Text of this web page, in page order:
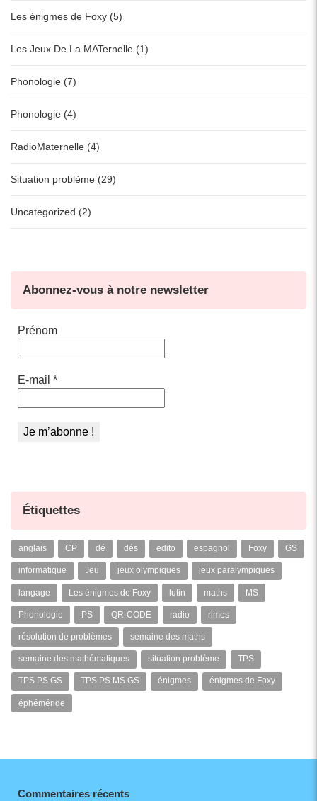
Les énigmes de Foxy (5)
Les Jeux De La MATernelle (1)
Phonologie (7)
Phonologie (4)
RadioMaternelle (4)
Situation problème (29)
Uncategorized (2)
Abonnez-vous à notre newsletter
Prénom
E-mail *
Étiquettes
anglais CP dé dés edito espagnol Foxy GS
informatique Jeu jeux olympiques jeux paralympiques
langage Les énigmes de Foxy lutin maths MS
Phonologie PS QR-CODE radio rimes
résolution de problèmes semaine des maths
semaine des mathématiques situation problème TPS
TPS PS GS TPS PS MS GS énigmes énigmes de Foxy
éphéméride
Commentaires récents